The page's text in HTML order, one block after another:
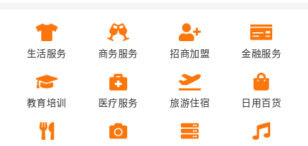
生活服务 商务服务 招商加盟 金融服务
教育培训 医疗服务 旅游住宿 日用百货